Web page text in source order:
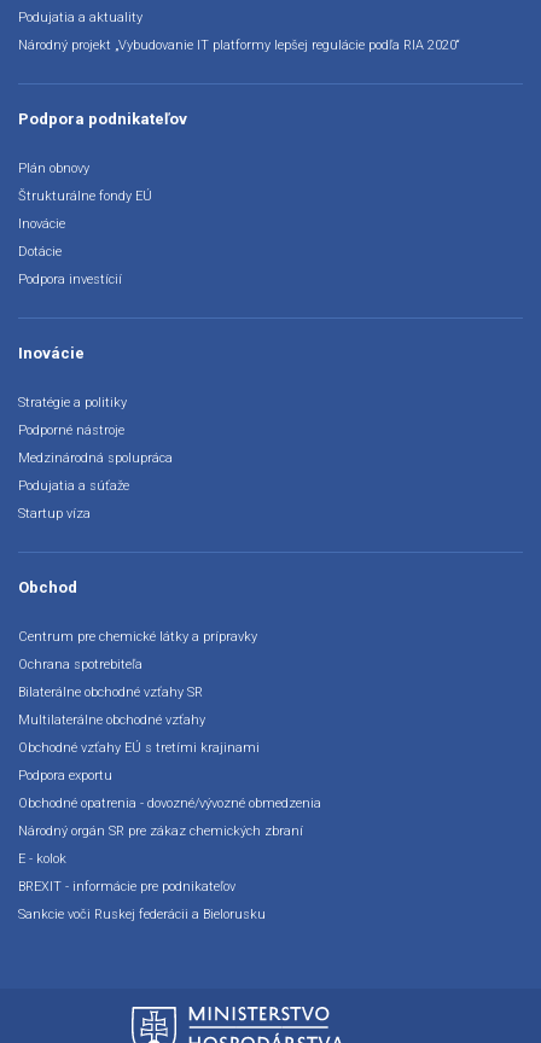
Podujatia a aktuality
Národný projekt „Vybudovanie IT platformy lepšej regulácie podľa RIA 2020“
Podpora podnikateľov
Plán obnovy
Štrukturálne fondy EÚ
Inovácie
Dotácie
Podpora investícií
Inovácie
Stratégie a politiky
Podporné nástroje
Medzinárodná spolupráca
Podujatia a súťaže
Startup víza
Obchod
Centrum pre chemické látky a prípravky
Ochrana spotrebiteľa
Bilaterálne obchodné vzťahy SR
Multilaterálne obchodné vzťahy
Obchodné vzťahy EÚ s tretími krajinami
Podpora exportu
Obchodné opatrenia - dovozné/vývozné obmedzenia
Národný orgán SR pre zákaz chemických zbraní
E - kolok
BREXIT - informácie pre podnikateľov
Sankcie voči Ruskej federácii a Bielorusku